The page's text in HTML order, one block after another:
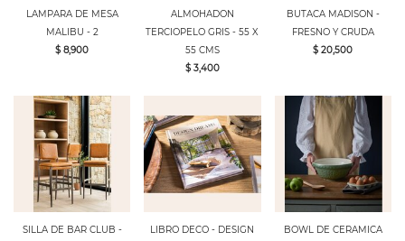
LAMPARA DE MESA
MALIBU - 2
$ 8,900
ALMOHADON
TERCIOPELO GRIS - 55 X
55 CMS
$ 3,400
BUTACA MADISON -
FRESNO Y CRUDA
$ 20,500
SILLA DE BAR CLUB -
LIBRO DECO - DESIGN
BOWL DE CERAMICA